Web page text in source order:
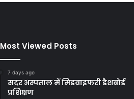
Most Viewed Posts
7 days ago
सदर अस्पताल में मिडवाइफरी डैशबोर्ड
प्रशिक्षण